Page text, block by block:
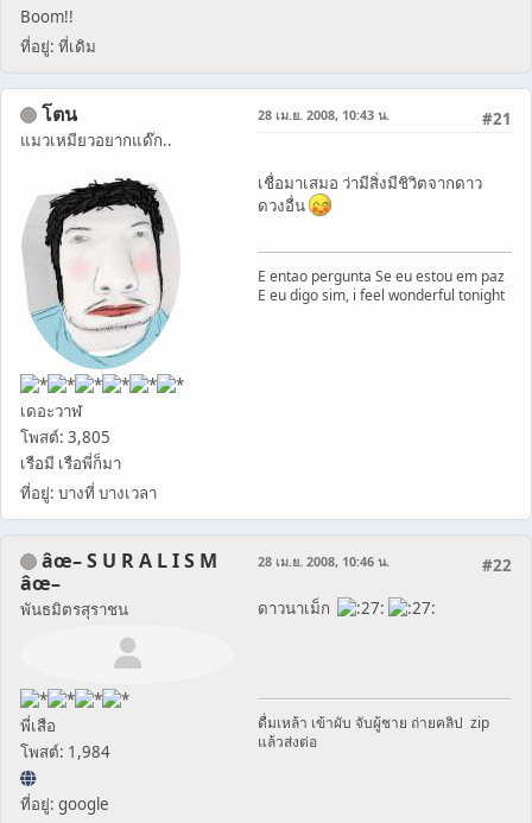
Boom!!
ที่อยู่: ที่เดิม
โตน
แมวเหมียวอยากแด๊ก..
เดอะวาฬ
โพสต์: 3,805
เรือมี เรือพี่ก็มา
ที่อยู่: บางที่ บางเวลา
#21
28 เม.ย. 2008, 10:43 น.
เชื่อมาเสมอ ว่ามีสิ่งมีชิวิตจากดาว
ดวงอื่น
E entao pergunta Se eu estou em paz
E eu digo sim, i feel wonderful tonight
âœ– S U R A L I S M
âœ–
พันธมิตรสุราชน
พี่เสือ
โพสต์: 1,984
ที่อยู่: google
#22
28 เม.ย. 2008, 10:46 น.
ดาวนาเม็ก
ดื่มเหล้า เข้าผับ จับผู้ชาย ถ่ายคลิป zip
แล้วส่งต่อ